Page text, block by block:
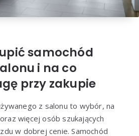
samochód
i na co
przy zakupie
z salonu to wybór, na
więcej osób szukających
w dobrej cenie. Samochód